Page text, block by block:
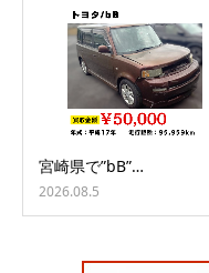
宮崎県で”bB”…
2026.08.5